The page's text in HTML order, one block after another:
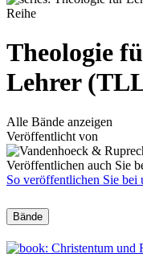
Reihe
Theologie
Lehrer
Alle Bände anzeigen
Veröffentlicht von
Veröffentlichen auch Sie
So veröffentlichen Sie bei
Bände